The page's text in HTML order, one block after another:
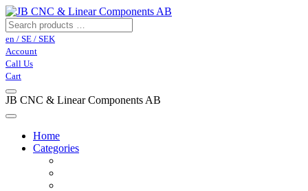
en / SE / SEK
Account
Call Us
Cart
JB CNC & Linear Components AB
Home
Categories